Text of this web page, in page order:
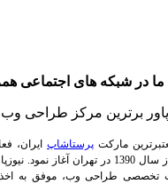
برترین مرکز طراحی
مارکت پرستاشاپ ایران،
رسمی در زمینه پرستاشاپ از سال 1390 در
تخصصی طراحی وب، موفق به